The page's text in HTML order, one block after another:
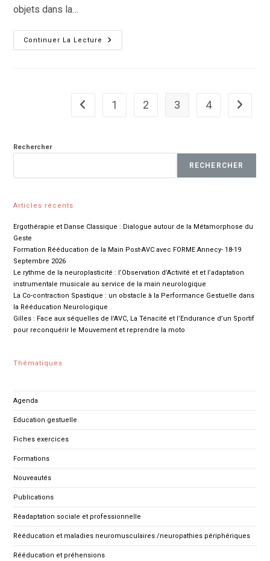
objets dans la…
Continuer La Lecture
Habilité
Gestuelle
Ou
Plusieurs
De
Go to the previous page
1 2 3 4 Aller à
Rechercher
RECHERCHER
Articles récents
Ergothérapie et Danse Classique : Dialogue autour de la Métamorphose du
Geste
Formation Rééducation de la Main Post-AVC avec FORME Annecy- 18-19
Septembre 2026
Le rythme de la neuroplasticité : l’Observation d’Activité et et l’adaptation
instrumentale musicale au service de la main neurologique
La Co-contraction Spastique : un obstacle à la Performance Gestuelle dans
la Rééducation Neurologique
Gilles : Face aux séquelles de l’AVC, La Ténacité et l’Endurance d’un Sportif
pour reconquérir le Mouvement et reprendre la moto
Thématiques
Agenda
Education gestuelle
Fiches exercices
Formations
Nouveautés
Publications
Réadaptation sociale et professionnelle
Rééducation et maladies neuromusculaires /neuropathies périphériques
Rééducation et préhensions